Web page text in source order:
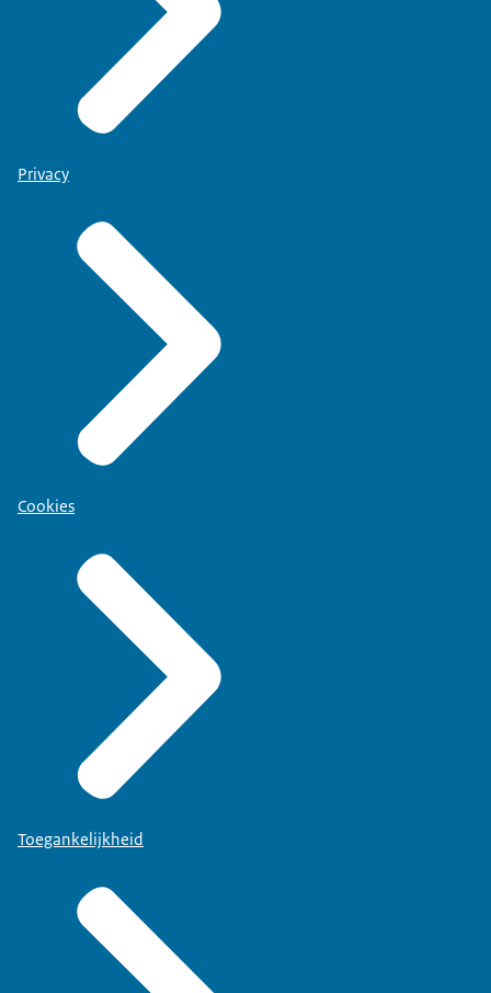
Privacy
Cookies
Toegankelijkheid